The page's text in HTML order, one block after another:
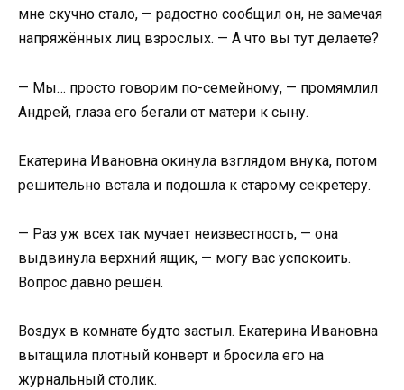
мне скучно стало, — радостно сообщил он, не замечая
напряжённых лиц взрослых. — А что вы тут делаете?
— Мы… просто говорим по-семейному, — промямлил
Андрей, глаза его бегали от матери к сыну.
Екатерина Ивановна окинула взглядом внука, потом
решительно встала и подошла к старому секретеру.
— Раз уж всех так мучает неизвестность, — она
выдвинула верхний ящик, — могу вас успокоить.
Вопрос давно решён.
Воздух в комнате будто застыл. Екатерина Ивановна
вытащила плотный конверт и бросила его на
журнальный столик.